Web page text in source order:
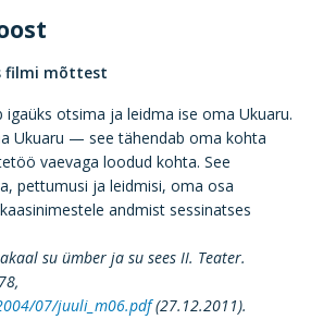
filmi mõttest
igaüks otsima ja leidma ise oma Ukuaru.
Ukuaru — see tähendab oma kohta
vaevaga loodud kohta. See
pettumusi ja leidmisi, oma osa
andmist sessinatses
su ümber ja su sees II. Teater.
07/juuli_m06.pdf(27.12.2011).